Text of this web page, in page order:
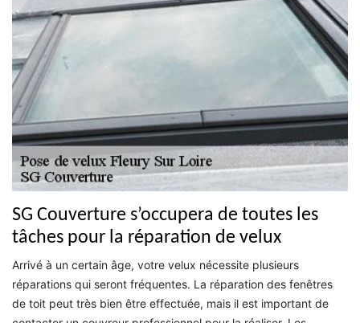
SG Couverture s’occupera de toutes les
tâches pour la réparation de velux
Arrivé à un certain âge, votre velux nécessite plusieurs
réparations qui seront fréquentes. La réparation des fenêtres
de toit peut très bien être effectuée, mais il est important de